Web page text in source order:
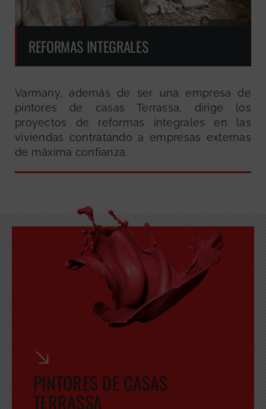
REFORMAS INTEGRALES
Varmany, además de ser una empresa de
pintores de casas Terrassa, dirige los
proyectos de reformas integrales en las
viviendas contratando a empresas externas
de máxima confianza.
PINTORES DE CASAS
TERRASSA